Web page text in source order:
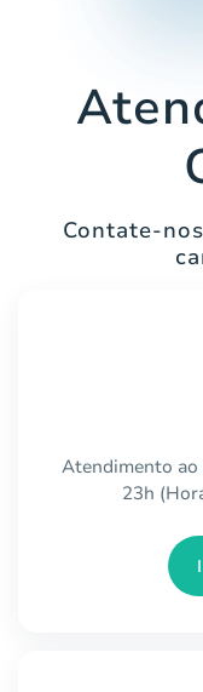
Contate-
Atendimento ao
23h